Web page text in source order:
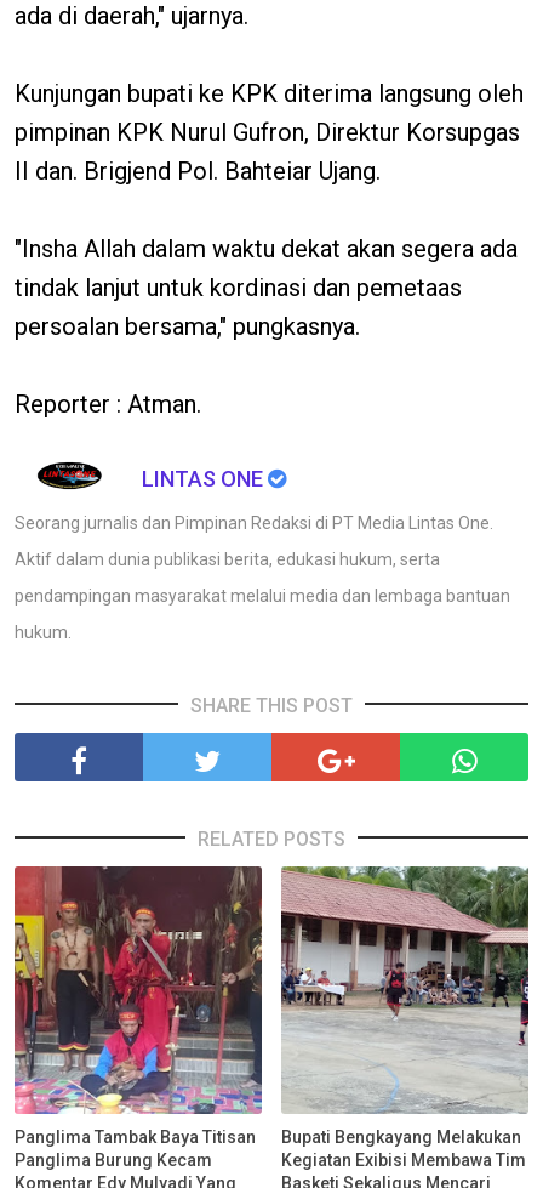
ada di daerah," ujarnya.
Kunjungan bupati ke KPK diterima langsung oleh
pimpinan KPK Nurul Gufron, Direktur Korsupgas
II dan. Brigjend Pol. Bahteiar Ujang.
"Insha Allah dalam waktu dekat akan segera ada
tindak lanjut untuk kordinasi dan pemetaas
persoalan bersama," pungkasnya.
Reporter : Atman.
LINTAS ONE
Seorang jurnalis dan Pimpinan Redaksi di PT Media Lintas One.
Aktif dalam dunia publikasi berita, edukasi hukum, serta
pendampingan masyarakat melalui media dan lembaga bantuan
hukum.
SHARE THIS POST
RELATED POSTS
Panglima Tambak Baya Titisan
Panglima Burung Kecam
Komentar Edy Mulyadi Yang
Bupati Bengkayang Melakukan
Kegiatan Exibisi Membawa Tim
Basketi Sekaligus Mencari